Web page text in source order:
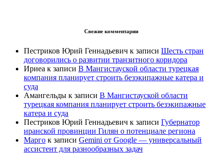
Свежие комментарии
Пестриков Юрий Геннадьевич к записи Шесть стран
договорились о развитии транзитного коридора
Ириеа к записи В Мангистауской области турецкая
компания планирует строить безэкипажные катера и
суда
Амангельды к записи В Мангистауской области
турецкая компания планирует строить безэкипажные
катера и суда
Пестриков Юрий Геннадьевич к записи Губернатор
иранской провинции Гилян о потенциале региона
Марго к записи Gemini от Google — универсальный
ассистент для разнообразных задач